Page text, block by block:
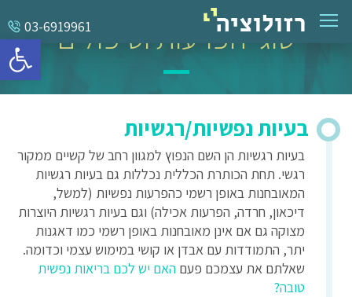
פתח
03-6919961סוגי הפרעות וטיפולים
בעיות נפשיות/רגשיות
בעיות רגשיות הן השם הנפוץ למגוון רחב של קשיים ממקור
רגשי. תחת הכותרת הכללית נכללות גם בעיות רגשיות
המאובחנות באופן רשמי כהפרעות נפשיות (למשל,
דיכאון, חרדה, הפרעות אכילה) וגם בעיות רגשיות היוצרות
מצוקה גם אם אינן מאובחנות באופן רשמי כמו דאגנות
יתר, התמודדות עם אבדן או קושי במימוש עצמי וכדומה.
שאלתם את עצמכם פעם האם יש לכם בריאות נפשית
טובה?